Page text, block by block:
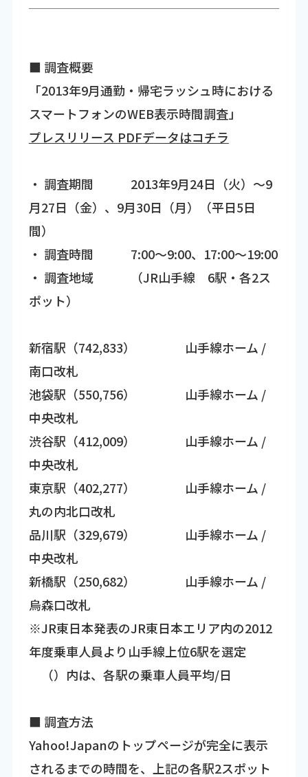
■ 調査概要
「2013年9月通勤・帰宅ラッシュ時における
スマートフォンのWEB表示時間調査」
プレスリリース PDFデータはコチラ
・ 調査期間 2013年9月24日（火）～9
月27日（金）、9月30日（月）（平日5日
間）
・ 調査時間 7:00～9:00、17:00～19:00
・ 調査地域 （JR山手線 6駅・各2ス
ポット）
新宿駅（742,833） 山手線ホーム /
南口改札
池袋駅（550,756） 山手線ホーム /
中央改札
渋谷駅（412,009） 山手線ホーム /
中央改札
東京駅（402,277） 山手線ホーム /
丸の内北口改札
品川駅（329,679） 山手線ホーム /
中央改札
新橋駅（250,682） 山手線ホーム /
烏森口改札
※JR東日本発表のJR東日本エリア内の2012
年度乗車人員より山手線上位6駅を選定
（）内は、各駅の乗車人員平均/日
■ 調査方法
Yahoo!Japanのトップページが完全に表示
されるまでの時間を、上記の各駅2スポット